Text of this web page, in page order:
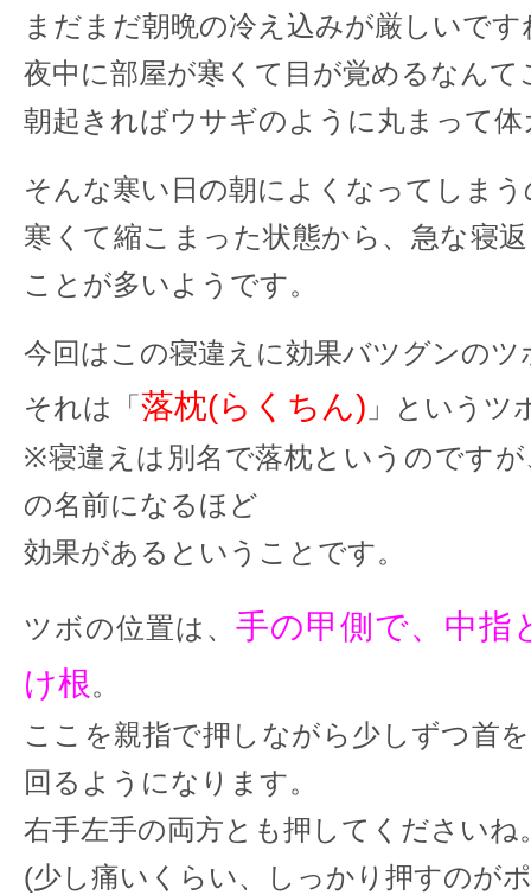
まだまだ朝晩の冷え込みが厳しいです
夜中に部屋が寒くて目が覚めるなん
朝起きればウサギのように丸まって
そんな寒い日の朝によくなってしま
寒くて縮こまった状態から、急な寝
ことが多いようです。
今回はこの寝違えに効果バツグンの
それは「 落枕(らくちん) 」というツ
※寝違えは別名で落枕というのです
の名前になるほど
効果があるということです。
ツボの位置は、 手の甲側で、中指
け根。
ここを親指で押しながら少しずつ首
回るようになります。
右手左手の両方とも押してくださいね
(少し痛いくらい、しっかり押すのが